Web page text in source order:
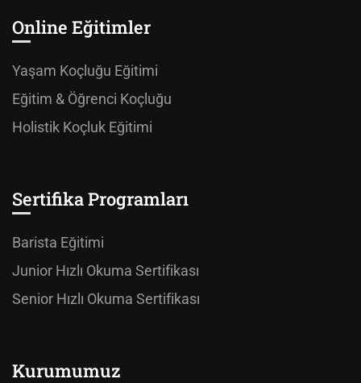
Online Eğitimler
Yaşam Koçluğu Eğitimi
Eğitim & Öğrenci Koçluğu
Holistik Koçluk Eğitimi
Sertifika Programları
Barista Eğitimi
Junior Hızlı Okuma Sertifikası
Senior Hızlı Okuma Sertifikası
Kurumumuz